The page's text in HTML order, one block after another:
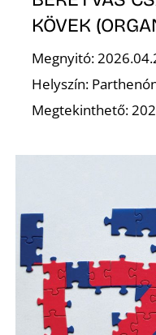
KÖVEK
Megnyitó:
Helyszín:
Megtekinthető: